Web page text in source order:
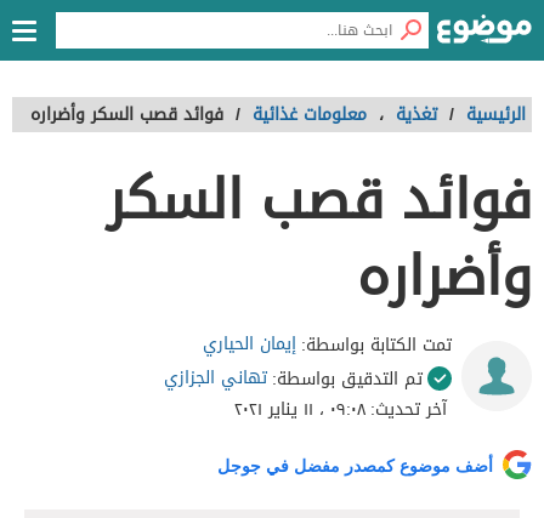
الرئيسية / تغذية ، معلومات غذائية / فوائد قصب السكر وأضراره
فوائد قصب السكر
وأضراره
تمت الكتابة بواسطة:إيمان الحياري
تم التدقيق بواسطة:تهاني الجزازي
آخر تحديث:٠٩:٠٨ ، ١١ يناير ٢٠٢١
أضف موضوع كمصدر مفضل في جوجل